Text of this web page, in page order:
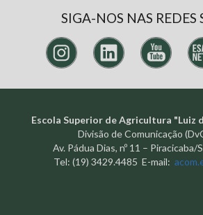
SIGA-NOS NAS REDES
Escola Superior de Agricultura "Luiz
Divisão de Comunicação
Av. Pádua Dias, nº 11 –
Tel: (19) 3429.4485 E-mail: